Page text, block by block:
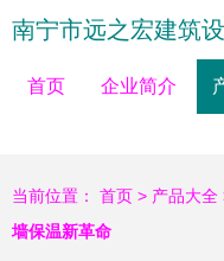
南宁市远之宏建筑
首页 企业简介
当前位置： 首页 > 产品大全
墙保温新革命